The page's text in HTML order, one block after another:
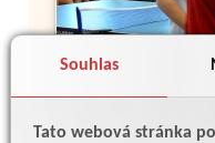
Souhlas
Tato webová stránka